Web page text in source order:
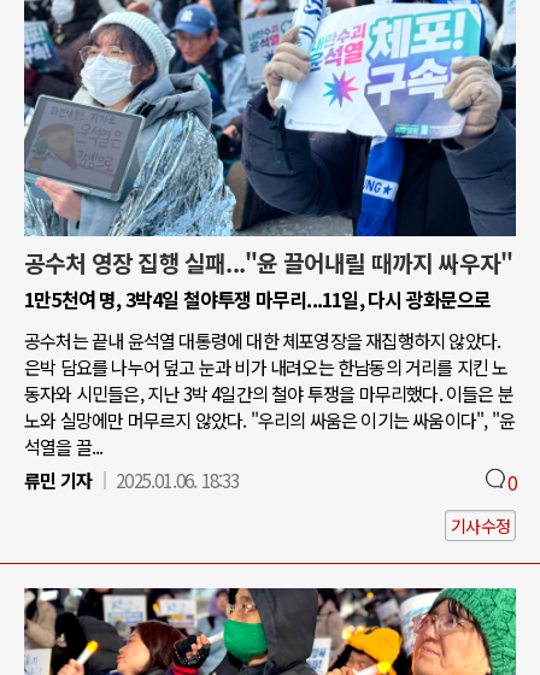
공수처 영장 집행 실패..."윤 끌어내릴 때까지 싸우자"
1만5천여 명, 3박4일 철야투쟁 마무리...11일, 다시 광화문으로
공수처는 끝내 윤석열 대통령에 대한 체포영장을 재집행하지 않았다.
은박 담요를 나누어 덮고 눈과 비가 내려오는 한남동의 거리를 지킨 노
동자와 시민들은, 지난 3박 4일간의 철야 투쟁을 마무리했다. 이들은 분
노와 실망에만 머무르지 않았다. "우리의 싸움은 이기는 싸움이다", "윤
석열을 끌...
류민 기자
2025.01.06. 18:33 0
기사수정